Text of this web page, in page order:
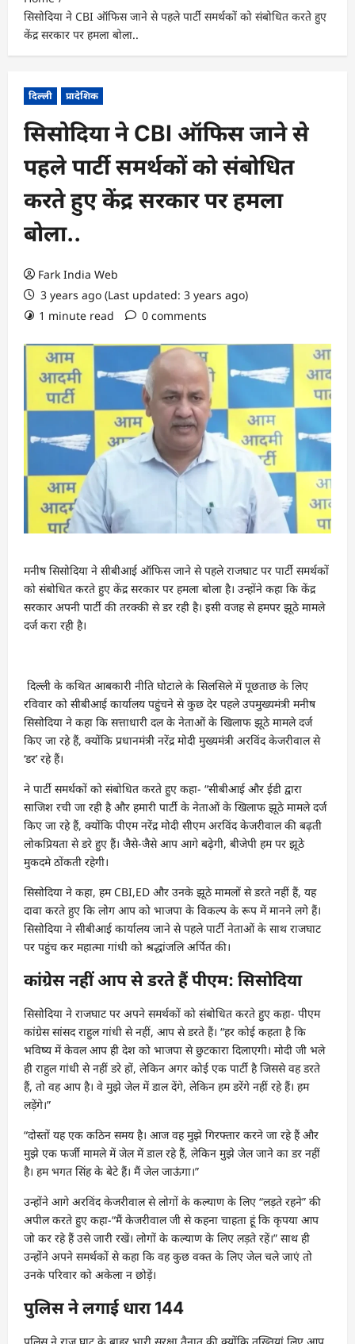
सिसोदिया ने CBI ऑफिस जाने से पहले पार्टी समर्थकों को संबोधित करते हुए
केंद्र सरकार पर हमला बोला..
दिल्ली प्रादेशिक
सिसोदिया ने CBI ऑफिस जाने से
पहले पार्टी समर्थकों को संबोधित
करते हुए केंद्र सरकार पर हमला
बोला..
Fark India Web
3 years ago (Last updated: 3 years ago)
1 minute read
0 comments
मनीष सिसोदिया ने सीबीआई ऑफिस जाने से पहले राजघाट पर पार्टी समर्थकों
को संबोधित करते हुए केंद्र सरकार पर हमला बोला है। उन्होंने कहा कि केंद्र
सरकार अपनी पार्टी की तरक्की से डर रही है। इसी वजह से हमपर झूठे मामले
दर्ज करा रही है।
दिल्ली के कथित आबकारी नीति घोटाले के सिलसिले में पूछताछ के लिए
रविवार को सीबीआई कार्यालय पहुंचने से कुछ देर पहले उपमुख्यमंत्री मनीष
सिसोदिया ने कहा कि सत्ताधारी दल के नेताओं के खिलाफ झूठे मामले दर्ज
किए जा रहे हैं, क्योंकि प्रधानमंत्री नरेंद्र मोदी मुख्यमंत्री अरविंद केजरीवाल से
‘डर’ रहे हैं।
ने पार्टी समर्थकों को संबोधित करते हुए कहा- “सीबीआई और ईडी द्वारा
साजिश रची जा रही है और हमारी पार्टी के नेताओं के खिलाफ झूठे मामले दर्ज
किए जा रहे हैं, क्योंकि पीएम नरेंद्र मोदी सीएम अरविंद केजरीवाल की बढ़ती
लोकप्रियता से डरे हुए हैं। जैसे-जैसे आप आगे बढ़ेगी, बीजेपी हम पर झूठे
मुकदमे ठोंकती रहेगी।
सिसोदिया ने कहा, हम CBI,ED और उनके झूठे मामलों से डरते नहीं हैं, यह
दावा करते हुए कि लोग आप को भाजपा के विकल्प के रूप में मानने लगे हैं।
सिसोदिया ने सीबीआई कार्यालय जाने से पहले पार्टी नेताओं के साथ राजघाट
पर पहुंच कर महात्मा गांधी को श्रद्धांजलि अर्पित की।
कांग्रेस नहीं आप से डरते हैं पीएम: सिसोदिया
सिसोदिया ने राजघाट पर अपने समर्थकों को संबोधित करते हुए कहा- पीएम
कांग्रेस सांसद राहुल गांधी से नहीं, आप से डरते हैं। “हर कोई कहता है कि
भविष्य में केवल आप ही देश को भाजपा से छुटकारा दिलाएगी। मोदी जी भले
ही राहुल गांधी से नहीं डरे हों, लेकिन अगर कोई एक पार्टी है जिससे वह डरते
हैं, तो वह आप है। वे मुझे जेल में डाल देंगे, लेकिन हम डरेंगे नहीं रहे हैं। हम
लड़ेंगे।”
“दोस्तों यह एक कठिन समय है। आज वह मुझे गिरफ्तार करने जा रहे हैं और
मुझे एक फर्जी मामले में जेल में डाल रहे हैं, लेकिन मुझे जेल जाने का डर नहीं
है। हम भगत सिंह के बेटे हैं। मैं जेल जाऊंगा।”
उन्होंने आगे अरविंद केजरीवाल से लोगों के कल्याण के लिए “लड़ते रहने” की
अपील करते हुए कहा-“मैं केजरीवाल जी से कहना चाहता हूं कि कृपया आप
जो कर रहे हैं उसे जारी रखें। लोगों के कल्याण के लिए लड़ते रहें।” साथ ही
उन्होंने अपने समर्थकों से कहा कि वह कुछ वक्त के लिए जेल चले जाएं तो
उनके परिवार को अकेला न छोड़ें।
पुलिस ने लगाई धारा 144
पुलिस ने राज घाट के बाहर भारी सुरक्षा तैनात की क्योंकि तख्तियां लिए आप